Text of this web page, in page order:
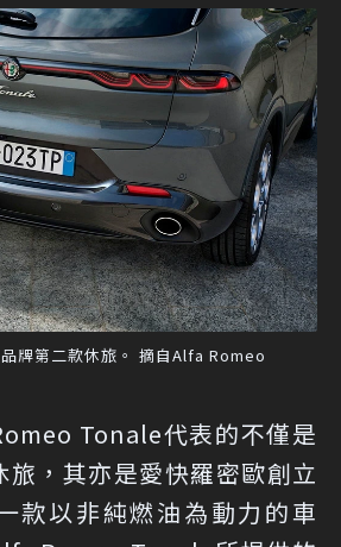
牌第二款休旅。 摘自Alfa Romeo
Tonale代表的不僅是
旅，其亦是愛快羅密歐創立
款以非純燃油為動力的車